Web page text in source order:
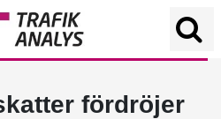
fördröjer